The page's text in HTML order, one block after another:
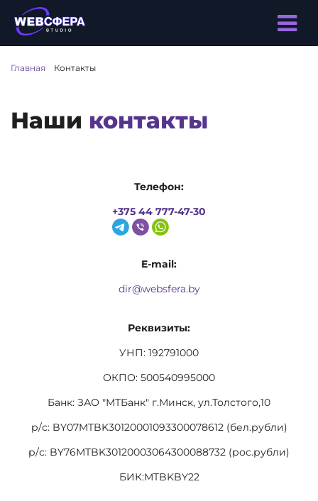
Главная Контакты
Наши контакты
Телефон:
+375 44 777-47-30
E-mail:
dir@websfera.by
Реквизиты:
УНП: 192791000
ОКПО: 500540995000
Банк: ЗАО "МТБанк" г.Минск, ул.Толстого,10
р/с: BY07MTBK30120001093300078612 (бел.рубли)
р/с: BY76MTBK30120003064300088732 (рос.рубли)
БИК:MTBKBY22